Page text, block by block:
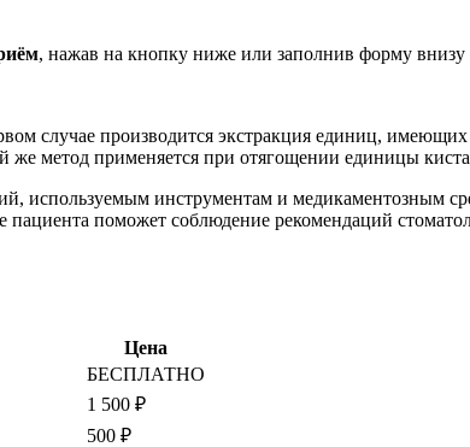
, нажав на кнопку ниже или заполнив форму внизу
случае производится экстракция единиц, имеющих
же метод применяется при отягощении единицы
используемым инструментам и медикаментозным
пациента поможет соблюдение рекомендаций
Цена
БЕСПЛАТНО
1 500 ₽
500 ₽